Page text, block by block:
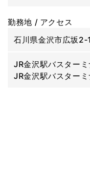
勤務地 / アクセス
石川県金沢市広坂2-
JR金沢駅バスター
JR金沢駅バスター